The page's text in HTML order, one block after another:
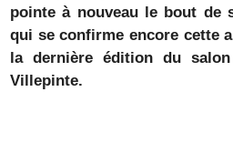
pointe à nouveau le bout de
qui se confirme encore cette
la dernière édition du
Villepinte.